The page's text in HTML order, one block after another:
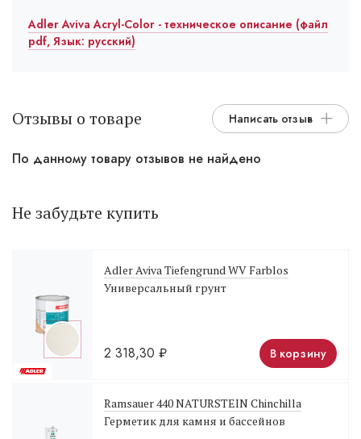
Adler Aviva Acryl-Color - техническое описание (файл
pdf, Язык: русский)
Отзывы о товаре Написать отзыв
По данному товару отзывов не найдено
Не забудьте купить
Adler Aviva Tiefengrund WV Farblos
Универсальный грунт
2 318,30 ₽ В корзину
Ramsauer 440 NATURSTEIN Chinchilla
Герметик для камня и бассейнов